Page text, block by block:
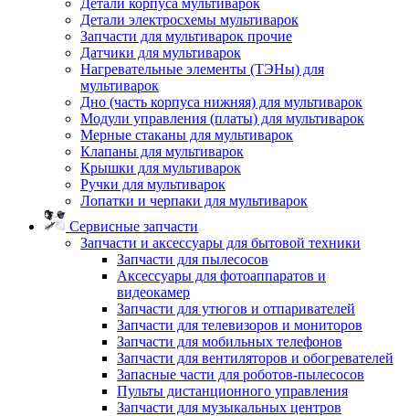
Детали корпуса мультиварок
Детали электросхемы мультиварок
Запчасти для мультиварок прочие
Датчики для мультиварок
Нагревательные элементы (ТЭНы) для
мультиварок
Дно (часть корпуса нижняя) для мультиварок
Модули управления (платы) для мультиварок
Мерные стаканы для мультиварок
Клапаны для мультиварок
Крышки для мультиварок
Ручки для мультиварок
Лопатки и черпаки для мультиварок
Сервисные запчасти
Запчасти и аксессуары для бытовой техники
Запчасти для пылесосов
Аксессуары для фотоаппаратов и
видеокамер
Запчасти для утюгов и отпаривателей
Запчасти для телевизоров и мониторов
Запчасти для мобильных телефонов
Запчасти для вентиляторов и обогревателей
Запасные части для роботов-пылесосов
Пульты дистанционного управления
Запчасти для музыкальных центров